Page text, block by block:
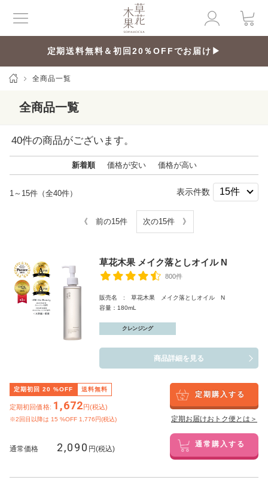
定期送料無料＆初回20％OFFでお届け▶
全商品一覧
全商品一覧
40件の商品がございます。
新着順 価格が安い 価格が高い
1～15件（全40件） 表示件数
《 前の15件 次の15件 》
草花木果 メイク落としオイル N
800件
販売名 : 草花木果 メイク落としオイル N
容量：180mL
クレンジング
商品詳細を見る
定期初回 20 %OFF 送料無料
定期初回価格: 1,672円(税込)
※2回目以降は 15 %OFF 1,776円(税込)
定期購入する
定期お届けおトク便とは＞
通常価格 2,090 円(税込) 通常購入する